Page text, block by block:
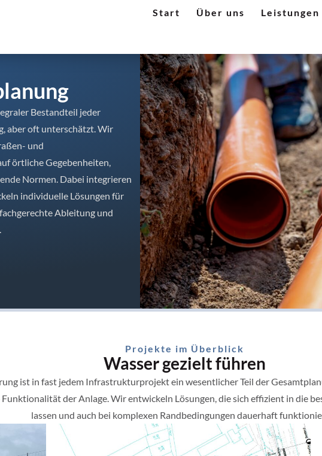
Start Über uns Leistungen
Bestandteil jeder
aber oft unterschätzt. Wir
und
örtliche Gegebenheiten,
Normen. Dabei integrieren
individuelle Lösungen für
Ableitung und
Projekte im Überblick
Wasser gezielt führen
ist in fast jedem Infrastrukturprojekt ein wesentlicher Teil der
der Anlage. Wir entwickeln Lösungen, die sich effizient in die
lassen und auch bei komplexen Randbedingungen dauerhaft